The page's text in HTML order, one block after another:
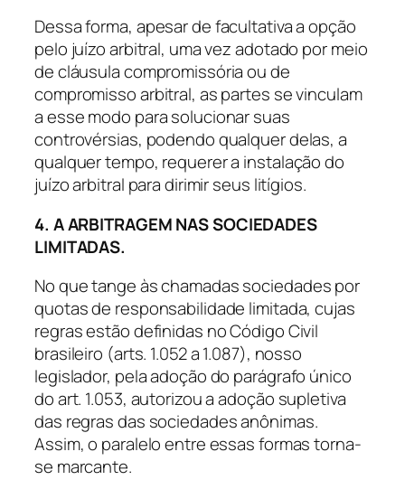
Dessa forma, apesar de facultativa a opção
pelo juízo arbitral, uma vez adotado por meio
de cláusula compromissória ou de
compromisso arbitral, as partes se vinculam
a esse modo para solucionar suas
controvérsias, podendo qualquer delas, a
qualquer tempo, requerer a instalação do
juízo arbitral para dirimir seus litígios.
4. A ARBITRAGEM NAS SOCIEDADES
LIMITADAS.
No que tange às chamadas sociedades por
quotas de responsabilidade limitada, cujas
regras estão definidas no Código Civil
brasileiro (arts. 1.052 a 1.087), nosso
legislador, pela adoção do parágrafo único
do art. 1.053, autorizou a adoção supletiva
das regras das sociedades anônimas.
Assim, o paralelo entre essas formas torna-
se marcante.